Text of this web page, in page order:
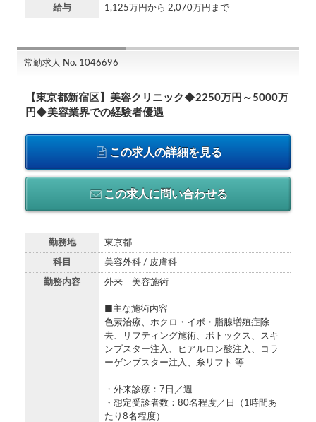
給与 1,125万円から 2,070万円まで
常勤求人 No. 1046696
【東京都新宿区】美容クリニック◆2250万円～5000万
円◆美容業界での経験者優遇
この求人の詳細を見る
この求人に問い合わせる
勤務地 東京都
科目 美容外科 / 皮膚科
勤務内容 外来 美容施術
■主な施術内容
色素治療、ホクロ・イボ・脂腺増殖症除
去、リフティング施術、ボトックス、スキ
ンブスター注入、ヒアルロン酸注入、コラ
ーゲンブスター注入、糸リフト 等
・外来診療：7日／週
・想定受診者数：80名程度／日（1時間あ
たり8名程度）